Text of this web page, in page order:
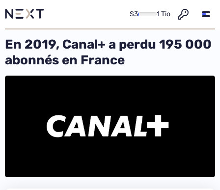
S3 1 Tio
En 2019, Canal+ a perdu 195 000
abonnés en France